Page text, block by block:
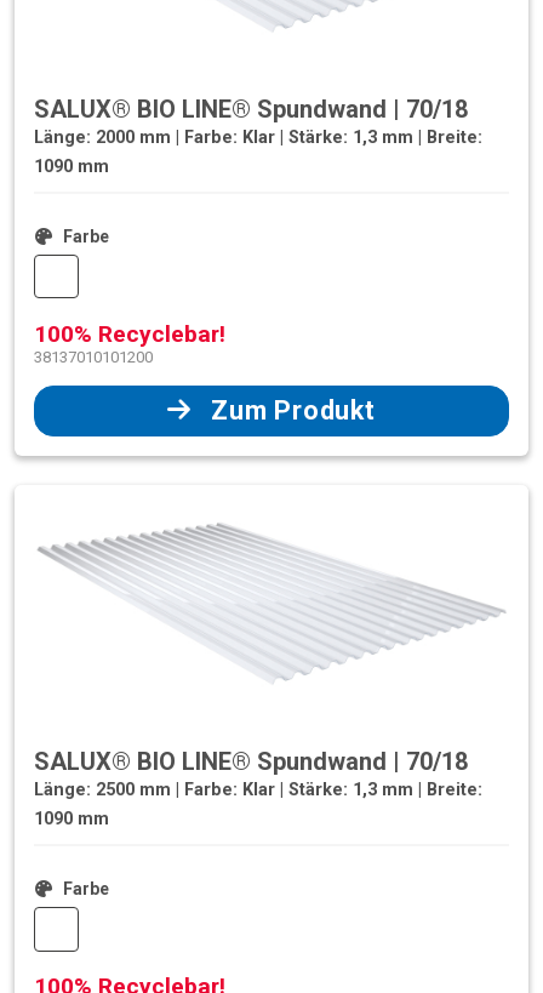
SALUX® BIO LINE® Spundwand | 70/18
Länge: 2000 mm | Farbe: Klar | Stärke: 1,3 mm | Breite:
1090 mm
Farbe
100% Recyclebar!
38137010101200
Zum Produkt
SALUX® BIO LINE® Spundwand | 70/18
Länge: 2500 mm | Farbe: Klar | Stärke: 1,3 mm | Breite:
1090 mm
Farbe
100% Recyclebar!